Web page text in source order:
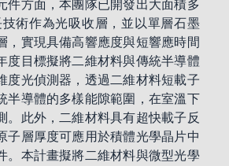
件方面，本團隊已開發出大面積多
技術作為光吸收層，並以單層石墨
，實現具備高響應度與短響應時間
度目標擬將二維材料與傳統半導體
度光偵測器，透過二維材料短載子
半導體的多樣能隙範圍，在室溫下
。此外，二維材料具有超快載子反
子層厚度可應用於積體光學晶片中
。本計畫擬將二維材料與微型光學